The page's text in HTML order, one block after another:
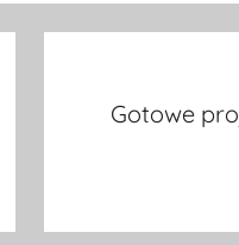
Gotowe